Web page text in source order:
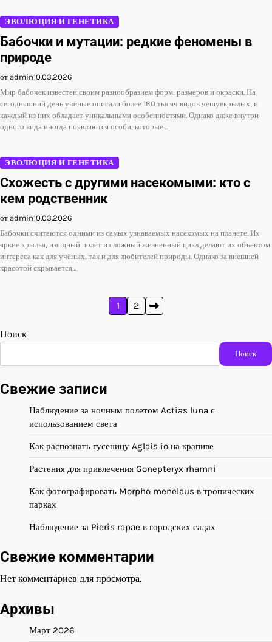
ЭВОЛЮЦИЯ И ГЕНЕТИКА
Бабочки и мутации: редкие феномены в
природе
от admin10.03.2026
Мир бабочек известен своим разнообразием форм, размеров и окраски. На
сегодняшний день учёные описали более 160 тысяч видов чешуекрылых, и
каждый из них обладает уникальными особенностями. Однако даже внутри
одного вида иногда появляются особи, которые…
ЭВОЛЮЦИЯ И ГЕНЕТИКА
Схожесть с другими насекомыми: кто с
кем родственник
от admin10.03.2026
Бабочки считаются одними из самых узнаваемых насекомых на планете. Их
яркие крылья, изящный полёт и сложный жизненный цикл делают их объектом
интереса как для учёных, так и для любителей природы. Однако за внешней
красотой скрывается…
записей
1 2
Поиск
Поиск
Свежие записи
Наблюдение за ночным полетом Actias luna с
использованием света
Как распознать гусеницу Aglais io на крапиве
Растения для привлечения Gonepteryx rhamni
Как фотографировать Morpho menelaus в тропических
парках
Наблюдение за Pieris rapae в городских садах
Свежие комментарии
Нет комментариев для просмотра.
Архивы
Март 2026